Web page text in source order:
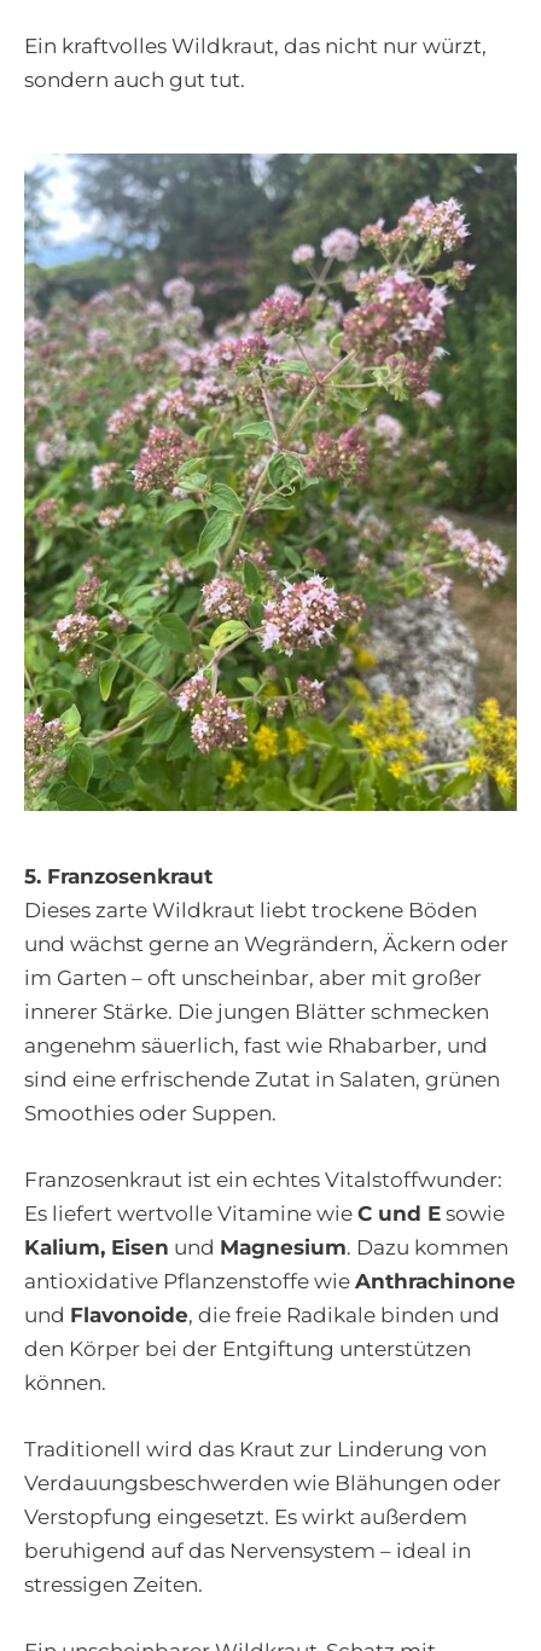
Ein kraftvolles Wildkraut, das nicht nur würzt,
sondern auch gut tut.
5. Franzosenkraut
Dieses zarte Wildkraut liebt trockene Böden
und wächst gerne an Wegrändern, Äckern oder
im Garten – oft unscheinbar, aber mit großer
innerer Stärke. Die jungen Blätter schmecken
angenehm säuerlich, fast wie Rhabarber, und
sind eine erfrischende Zutat in Salaten, grünen
Smoothies oder Suppen.
Franzosenkraut ist ein echtes Vitalstoffwunder:
Es liefert wertvolle Vitamine wie C und E sowie
Kalium, Eisen und Magnesium. Dazu kommen
antioxidative Pflanzenstoffe wie Anthrachinone
und Flavonoide, die freie Radikale binden und
den Körper bei der Entgiftung unterstützen
können.
Traditionell wird das Kraut zur Linderung von
Verdauungsbeschwerden wie Blähungen oder
Verstopfung eingesetzt. Es wirkt außerdem
beruhigend auf das Nervensystem – ideal in
stressigen Zeiten.